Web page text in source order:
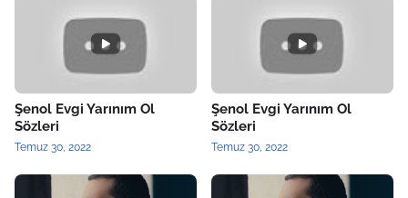
Şenol Evgi Yarınım Ol
Sözleri
Temuz 30, 2022
Şenol Evgi Yarınım Ol
Sözleri
Temuz 30, 2022